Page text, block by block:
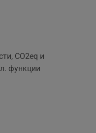
СО2eq и
функции